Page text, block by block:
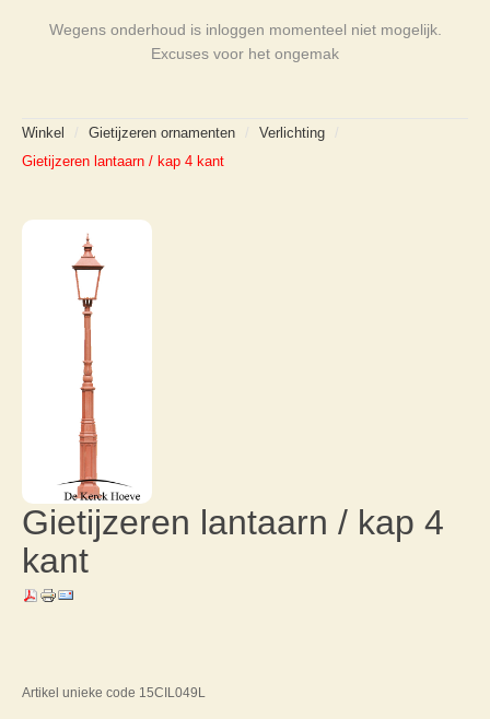
Wegens onderhoud is inloggen momenteel niet mogelijk.
Excuses voor het ongemak
Winkel Gietijzeren ornamenten Verlichting
Gietijzeren lantaarn / kap 4 kant
Gietijzeren lantaarn / kap 4
kant
Artikel unieke code 15CIL049L